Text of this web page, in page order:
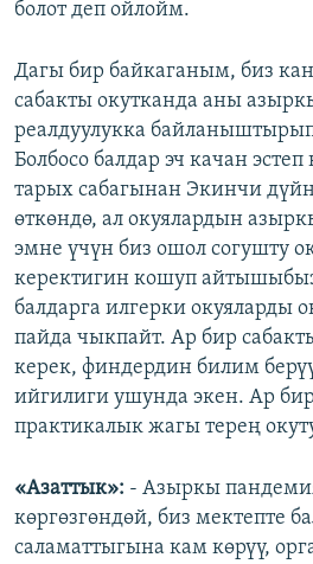
болот деп ойлойм.
Дагы бир байкаганым, биз
сабакты окутканда аны
реалдуулукка
Болбосо балдар эч качан
тарых сабагынан Экинчи
өткөндө, ал окуялардын
эмне үчүн биз ошол согушту
керектигин кошуп
балдарга илгерки окуяларды
пайда чыкпайт. Ар бир
керек, финдердин билим
ийгилиги ушунда экен. Ар
практикалык жагы терең
«Азаттык»: - Азыркы
көргөзгөндөй, биз мектепте
саламаттыгына кам көрүү,